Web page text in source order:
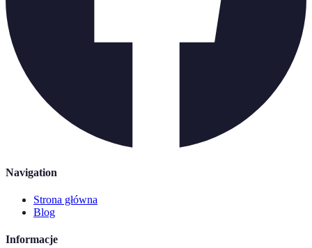
Navigation
Strona główna
Blog
Informacje